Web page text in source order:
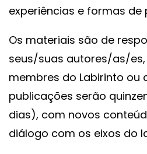
experiências e formas de
Os materiais são de
seus/suas autores/as/es,
membres do Labirinto ou
publicações serão
dias), com novos
diálogo com os eixos do